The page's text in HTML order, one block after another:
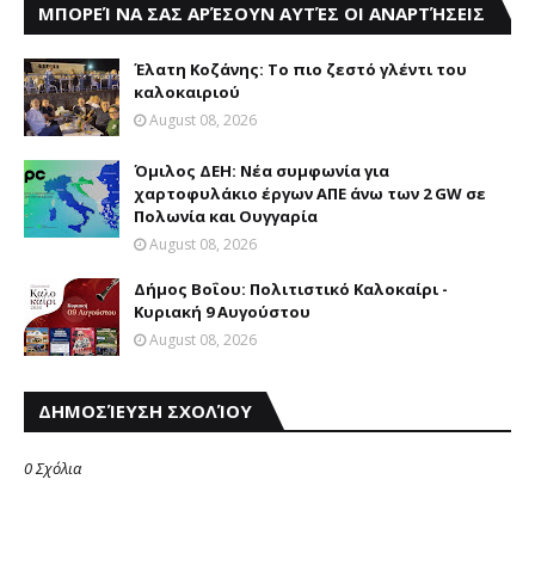
ΜΠΟΡΕΊ ΝΑ ΣΑΣ ΑΡΈΣΟΥΝ ΑΥΤΈΣ ΟΙ ΑΝΑΡΤΉΣΕΙΣ
Έλατη Κοζάνης: Το πιο ζεστό γλέντι του
καλοκαιριού
August 08, 2026
Όμιλος ΔΕΗ: Νέα συμφωνία για
χαρτοφυλάκιο έργων ΑΠΕ άνω των 2 GW σε
Πολωνία και Ουγγαρία
August 08, 2026
Δήμος Βοΐου: Πολιτιστικό Καλοκαίρι -
Κυριακή 9 Αυγούστου
August 08, 2026
ΔΗΜΟΣΊΕΥΣΗ ΣΧΟΛΊΟΥ
0 Σχόλια